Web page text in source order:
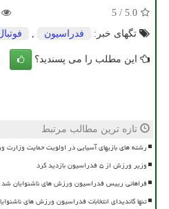
5.0
/
5
تگهای خبر:
فدراسیون
این مطلب را می پسندید؟
تازه ترین مطالب مرتبط
رشته های بازیهای آسیایی در اولویت حمایت
وزیر ورزش از ۵ فدراسیون بازدید کرد
فراهانی رییس فدراسیون ورزش های ناشنوایان شد
تنها کاندیدای انتخابات فدراسیون ورزش های